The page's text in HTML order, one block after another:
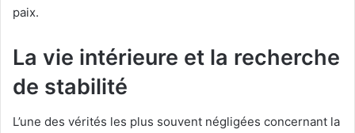
paix.
La vie intérieure et la recherche
de stabilité
L’une des vérités les plus souvent négligées concernant la